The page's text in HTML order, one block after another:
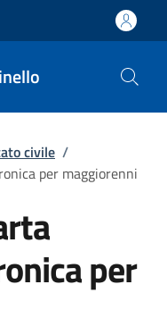
civile /
per maggiorenni
per